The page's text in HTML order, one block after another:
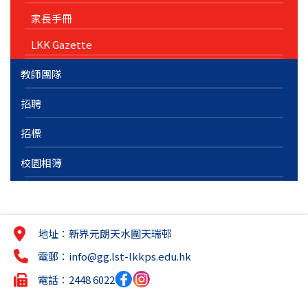
家長手冊
LKK Gazette
教師團隊
招聘
招標
校園相簿
地址：新界元朗天水圍天瑞邨
電郵： info@gg.lst-lkkps.edu.hk
電話：2448 6022